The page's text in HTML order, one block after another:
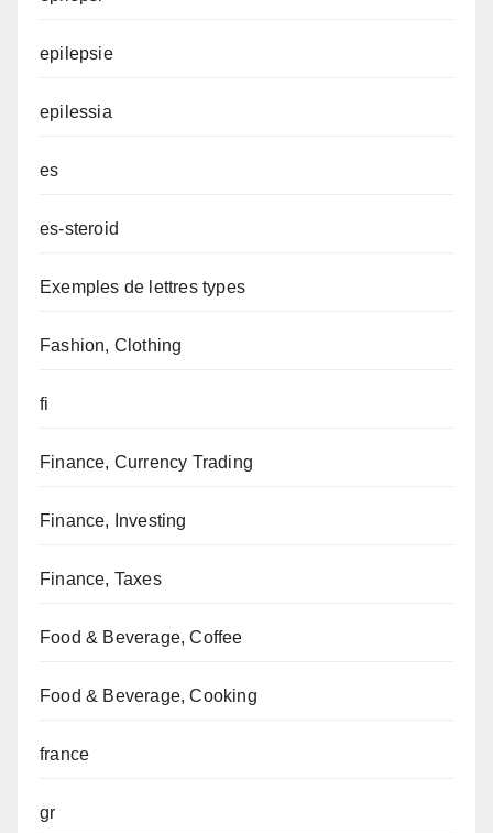
epilepsie
epilessia
es
es-steroid
Exemples de lettres types
Fashion, Clothing
fi
Finance, Currency Trading
Finance, Investing
Finance, Taxes
Food & Beverage, Coffee
Food & Beverage, Cooking
france
gr